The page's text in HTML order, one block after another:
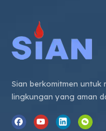
Sian berkomitmen untuk
lingkungan yang aman